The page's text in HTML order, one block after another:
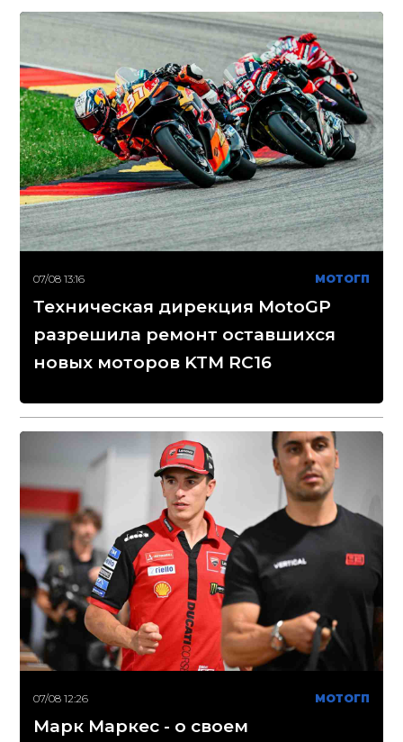
07/08 13:16 МОТОГП
Техническая дирекция MotoGP
разрешила ремонт оставшихся
новых моторов KTM RC16
07/08 12:26 МОТОГП
Марк Маркес - о своем